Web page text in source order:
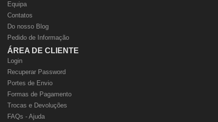
Equipa
Contatos
Do nosso Blog
Pedido de Informação
ÁREA DE CLIENTE
Login
Recuperar Password
Portes de Envio
Formas de Pagamento
Trocas e Devoluções
FAQs - Ajuda